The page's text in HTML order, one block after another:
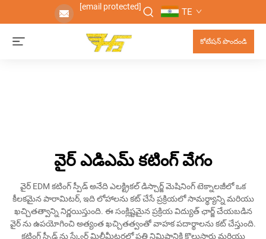
[email protected] TE
కోటేషన్ పొందండి
వైర్ ఎడిఎమ్ కటింగ్ వేగం
వైర్ EDM కటింగ్ స్పీడ్ అనేది ఎలక్ట్రికల్ డిస్చార్జ్ మెషినింగ్ టెక్నాలజీలో ఒక
కీలకమైన పారామిటర్, ఇది లోహాలను కట్ చేసే ప్రక్రియలో సామర్థ్యాన్ని మరియు
ఖచ్చితత్వాన్ని నిర్ణయిస్తుంది. ఈ సంక్లిష్టమైన ప్రక్రియ విద్యుత్ ఛార్జ్ చేయబడిన
వైర్ ను ఉపయోగించి అత్యంత ఖచ్చితత్వంతో వాహక పదార్థాలను కట్ చేస్తుంది.
కటింగ్ స్పీడ్ ను స్క్వేర్ మిల్లీమీటర్లలో ప్రతి నిమిషానికి కొలుస్తారు మరియు